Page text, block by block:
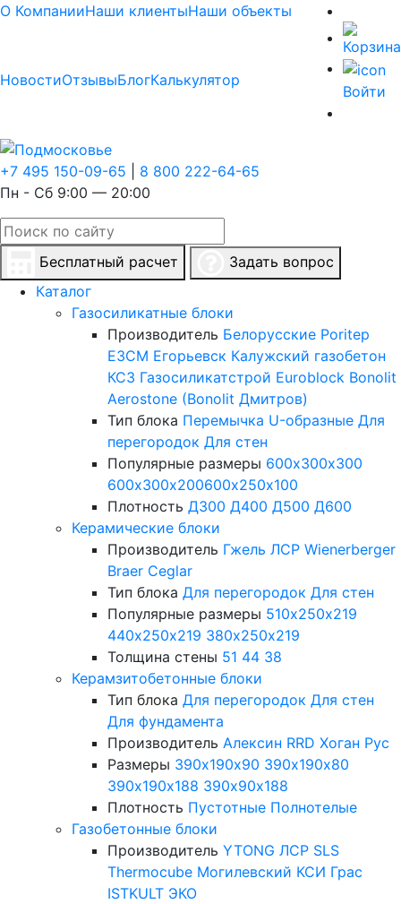
О КомпанииНаши клиентыНаши объекты
НовостиОтзывыБлогКалькулятор
Войти
+7 495 150-09-65
8 800 222-64-65
Пн - Сб 9:00 — 20:00
Бесплатный расчет
Задать вопрос
Каталог
Газосиликатные блоки
Производитель Белорусские Poritep
ЕЗСМ Егорьевск Калужский газобетон
КСЗ Газосиликатстрой Euroblock Bonolit
Aerostone (Bonolit Дмитров)
Тип блока Перемычка U-образные Для
перегородок Для стен
Популярные размеры 600х300х300
600х300х200600х250х100
Плотность Д300 Д400 Д500 Д600
Керамические блоки
Производитель Гжель ЛСР Wienerberger
Braer Ceglar
Тип блока Для перегородок Для стен
Популярные размеры 510х250х219
440х250х219 380х250х219
Толщина стены 51 44 38
Керамзитобетонные блоки
Тип блока Для перегородок Для стен
Для фундамента
Производитель Алексин RRD Хоган Рус
Размеры 390х190х90 390х190х80
390х190х188 390х90х188
Плотность Пустотные Полнотелые
Газобетонные блоки
Производитель YTONG ЛСР SLS
Thermocube Могилевский КСИ Грас
ISTKULT ЭКО